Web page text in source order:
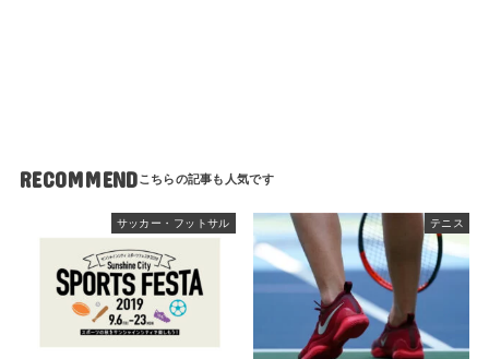
RECOMMEND
サッカー・フットサル テニス